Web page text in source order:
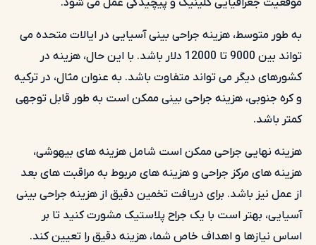
موقعیت جغرافیایی کلینیک و پیچیدگی عمل می شود.
به طور متوسط، هزینه جراحی بینی آسیایی در ایالات متحده می
تواند بین 9000 تا 12000 دلار باشد. با این حال، هزینه در
کشورهای دیگر می تواند متفاوت باشد. به عنوان مثال، در ترکیه
و کره جنوبی، هزینه جراحی بینی ممکن است به طور قابل توجهی
کمتر باشد.
هزینه نهایی جراحی ممکن است شامل هزینه های بیهوشی،
هزینه های مرکز جراحی و هزینه های مربوط به مراقبت های بعد
از عمل نیز باشد. برای دریافت تخمین دقیق از هزینه جراحی بینی
آسیایی، بهتر است با یک جراح پلاستیک مشورت کنید تا بر
اساس نیازها و اهداف خاص شما، هزینه دقیق را تعیین کند.